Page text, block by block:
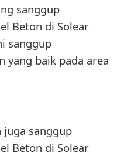
sanggup
Beton di Solear
sanggup
yang baik pada area
juga sanggup
Beton di Solear